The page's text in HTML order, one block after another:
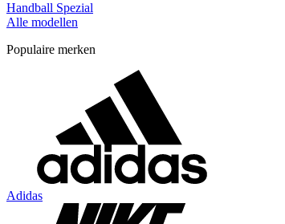
Handball Spezial
Alle modellen
Populaire merken
Adidas